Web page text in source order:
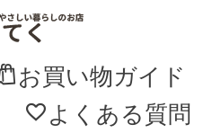
お買い物ガイド
よくある質問